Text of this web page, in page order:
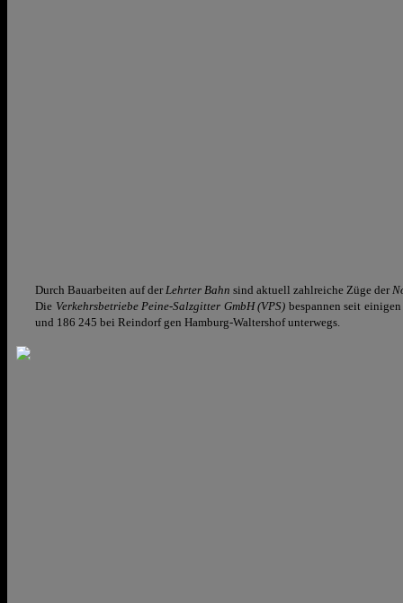
Durch Bauarbeiten auf derLehrter Bahn sind aktuell zahlreiche Züge der
Die Verkehrsbetriebe Peine-Salzgitter GmbH (VPS) bespannen seit
und 186 245 bei Reindorf gen Hamburg-Waltershof unterwegs.